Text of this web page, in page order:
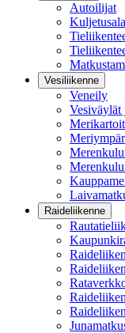
Autoilijat
Kuljetusala
Vesiliikenne
Veneily
Vesiväylät
Raideliikenne